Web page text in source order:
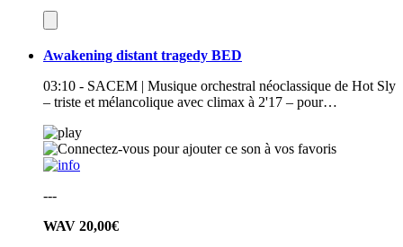
Awakening distant tragedy BED
03:10 - SACEM | Musique orchestral néoclassique de Hot Sly
– triste et mélancolique avec climax à 2'17 – pour…
---
WAV 20,00€